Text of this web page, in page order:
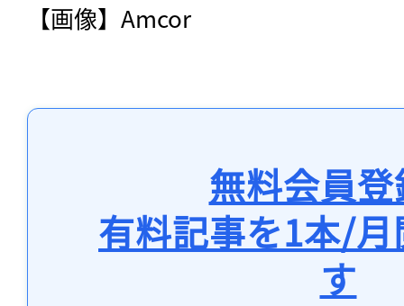
【画像】Amcor
無料会員
有料記事を1本/
す